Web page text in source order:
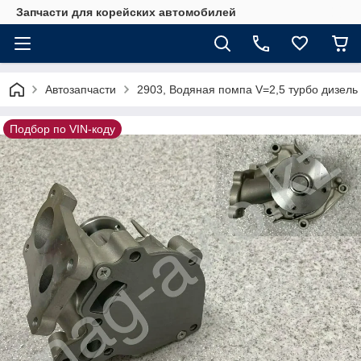
Запчасти для корейских автомобилей
Автозапчасти 2903, Водяная помпа V=2,5 турбо
Подбор по VIN-коду